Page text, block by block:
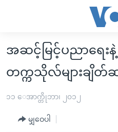
လွယ်ကူ
သည့်
Link
များ
မူလစာမျက်နှာ
မြန်မာ
ကမ္ဘာ့သတင်းများ
အမေရိကန်
သတင်းလွတ်လပ်ခွင့်
အဆင့်မြင့်ပညာရေး
တက္ကသိုလ်များချိ
၁၁ ေအာက္တိုဘာ၊ ၂၀၁၂
မျှဝေပါ